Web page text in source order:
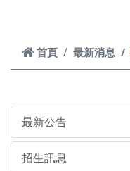
首頁 最新消息
最新公告
招生訊息